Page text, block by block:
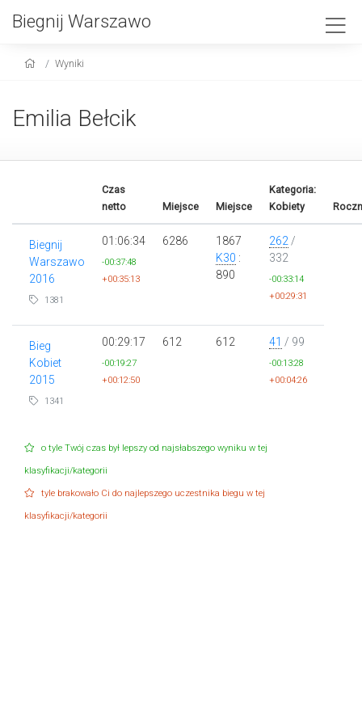
Biegnij Warszawo
Wyniki
Emilia Bełcik
Czas
netto
Miejsce Miejsce
Kategoria:
Kobiety
Biegnij
Warszawo
2016
1381
01:06:34
-00:37:48
+00:35:13
6286
1867
K30 :
890
262 /
332
-00:33:14
+00:29:31
Bieg
Kobiet
2015
1341
00:29:17
-00:19:27
+00:12:50
612 612 41 / 99
-00:13:28
+00:04:26
o tyle Twój czas był lepszy od najsłabszego wyniku w tej
klasyfikacji/kategorii
tyle brakowało Ci do najlepszego uczestnika biegu w tej
klasyfikacji/kategorii